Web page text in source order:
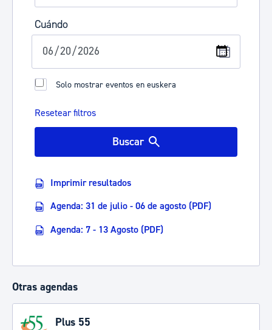
Cuándo
Solo mostrar eventos en euskera
Resetear filtros
Buscar
Imprimir resultados
Agenda: 31 de julio - 06 de agosto (PDF)
Agenda: 7 - 13 Agosto (PDF)
Otras agendas
Plus 55